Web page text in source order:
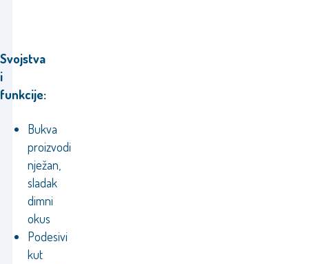
Svojstva
i
funkcije:
Bukva
proizvodi
nježan,
sladak
dimni
okus
Podesivi
kut